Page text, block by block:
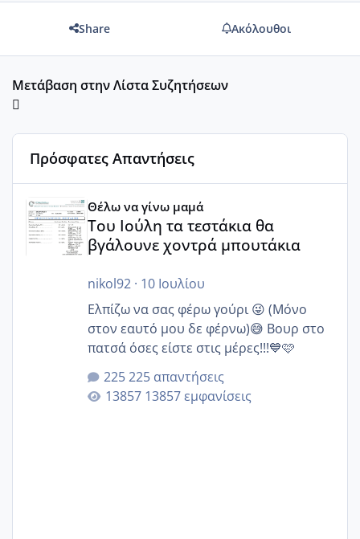
Share Ακόλουθοι
Μετάβαση στην Λίστα Συζητήσεων
Πρόσφατες Απαντήσεις
Θέλω να γίνω μαμά
Του Ιούλη τα τεστάκια θα
βγάλουνε χοντρά μπουτάκια
nikol92· 10 Ιουλίου
Ελπίζω να σας φέρω γούρι 😜 (Μόνο
στον εαυτό μου δε φέρνω)😅 Βουρ στο
πατσά όσες είστε στις μέρες!!!💙🩷
225 απαντήσεις
13857 εμφανίσεις